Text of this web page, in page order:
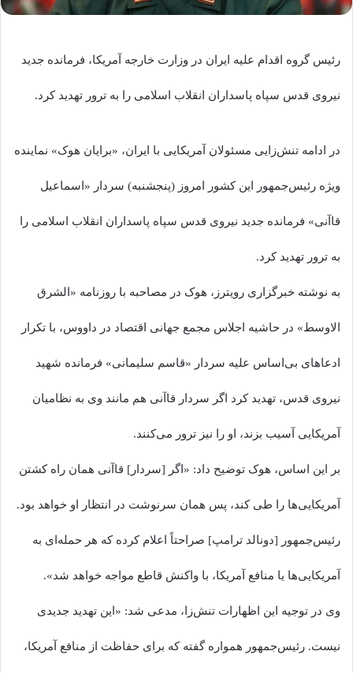
رئیس گروه اقدام علیه ایران در وزارت خارجه آمریکا، فرمانده جدید
نیروی قدس سپاه پاسداران انقلاب اسلامی را به ترور تهدید کرد.
در ادامه تنش‌زایی مسئولان آمریکایی با ایران، «برایان هوک» نماینده
ویژه رئیس‌جمهور این کشور امروز (پنجشنبه) سردار «اسماعیل
قاآنی» فرمانده جدید نیروی قدس سپاه پاسداران انقلاب اسلامی را
به ترور تهدید کرد.
به نوشته خبرگزاری رویترز، هوک در مصاحبه با روزنامه «الشرق
الاوسط» در حاشیه اجلاس مجمع جهانی اقتصاد در داووس، با تکرار
ادعاهای بی‌اساس علیه سردار «قاسم سلیمانی» فرمانده شهید
نیروی قدس، تهدید کرد اگر سردار قاآنی هم مانند وی به نظامیان
آمریکایی آسیب بزند، او را نیز ترور می‌کنند.
بر این اساس، هوک توضیح داد: «اگر [سردار] قاآنی همان راه کشتن
آمریکایی‌ها را طی کند، پس همان سرنوشت در انتظار او خواهد بود.
رئیس‌جمهور [دونالد ترامپ] صراحتاً اعلام کرده که هر حمله‌ای به
آمریکایی‌ها یا منافع آمریکا، با واکنش قاطع مواجه خواهد شد».
وی در توجیه این اظهارات تنش‌زا، مدعی شد: «این تهدید جدیدی
نیست. رئیس‌جمهور همواره گفته که برای حفاظت از منافع آمریکا،